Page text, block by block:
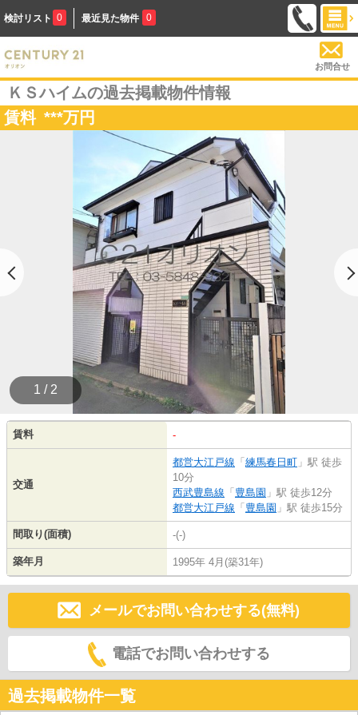
検討リスト 0 最近見た物件 0
お問合せ
ＫＳハイムの過去掲載物件情報
賃料 ***万円
1 / 2
賃料 -
交通
都営大江戸線 「 練馬春日町 」駅 徒歩
10分
西武豊島線 「 豊島園 」駅 徒歩12分
都営大江戸線 「 豊島園 」駅 徒歩15分
間取り(面積) -(-)
築年月 1995年 4月(築31年)
メールでお問い合わせする(無料)
電話でお問い合わせする
過去掲載物件一覧